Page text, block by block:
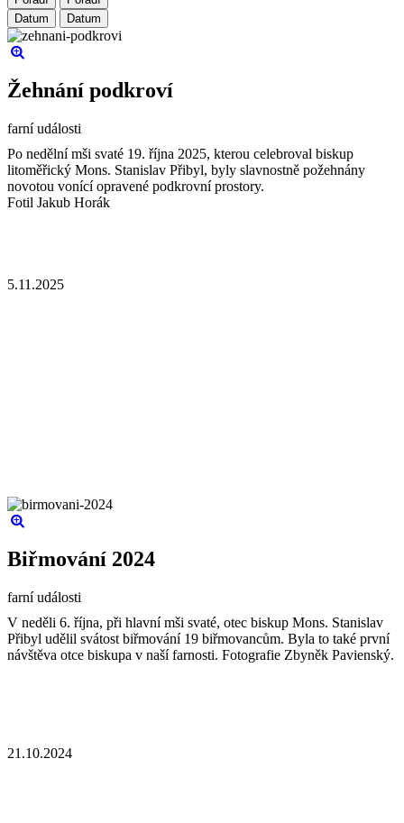
Datum
Datum
Žehnání podkroví
farní události
Po nedělní mši svaté 19. října 2025, kterou celebroval biskup
litoměřický Mons. Stanislav Přibyl, byly slavnostně požehnány
novotou vonící opravené podkrovní prostory.
Fotil Jakub Horák
5.11.2025
Biřmování 2024
farní události
V neděli 6. října, při hlavní mši svaté, otec biskup Mons. Stanislav
Přibyl udělil svátost biřmování 19 biřmovancům. Byla to také první
návštěva otce biskupa v naší farnosti. Fotografie Zbyněk Pavienský.
21.10.2024